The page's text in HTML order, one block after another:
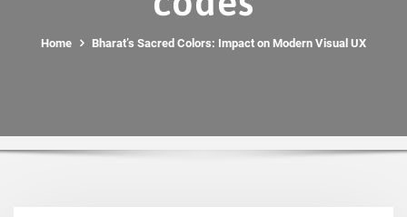
Home Bharat’s Sacred Colors: Impact on Modern Visual UX